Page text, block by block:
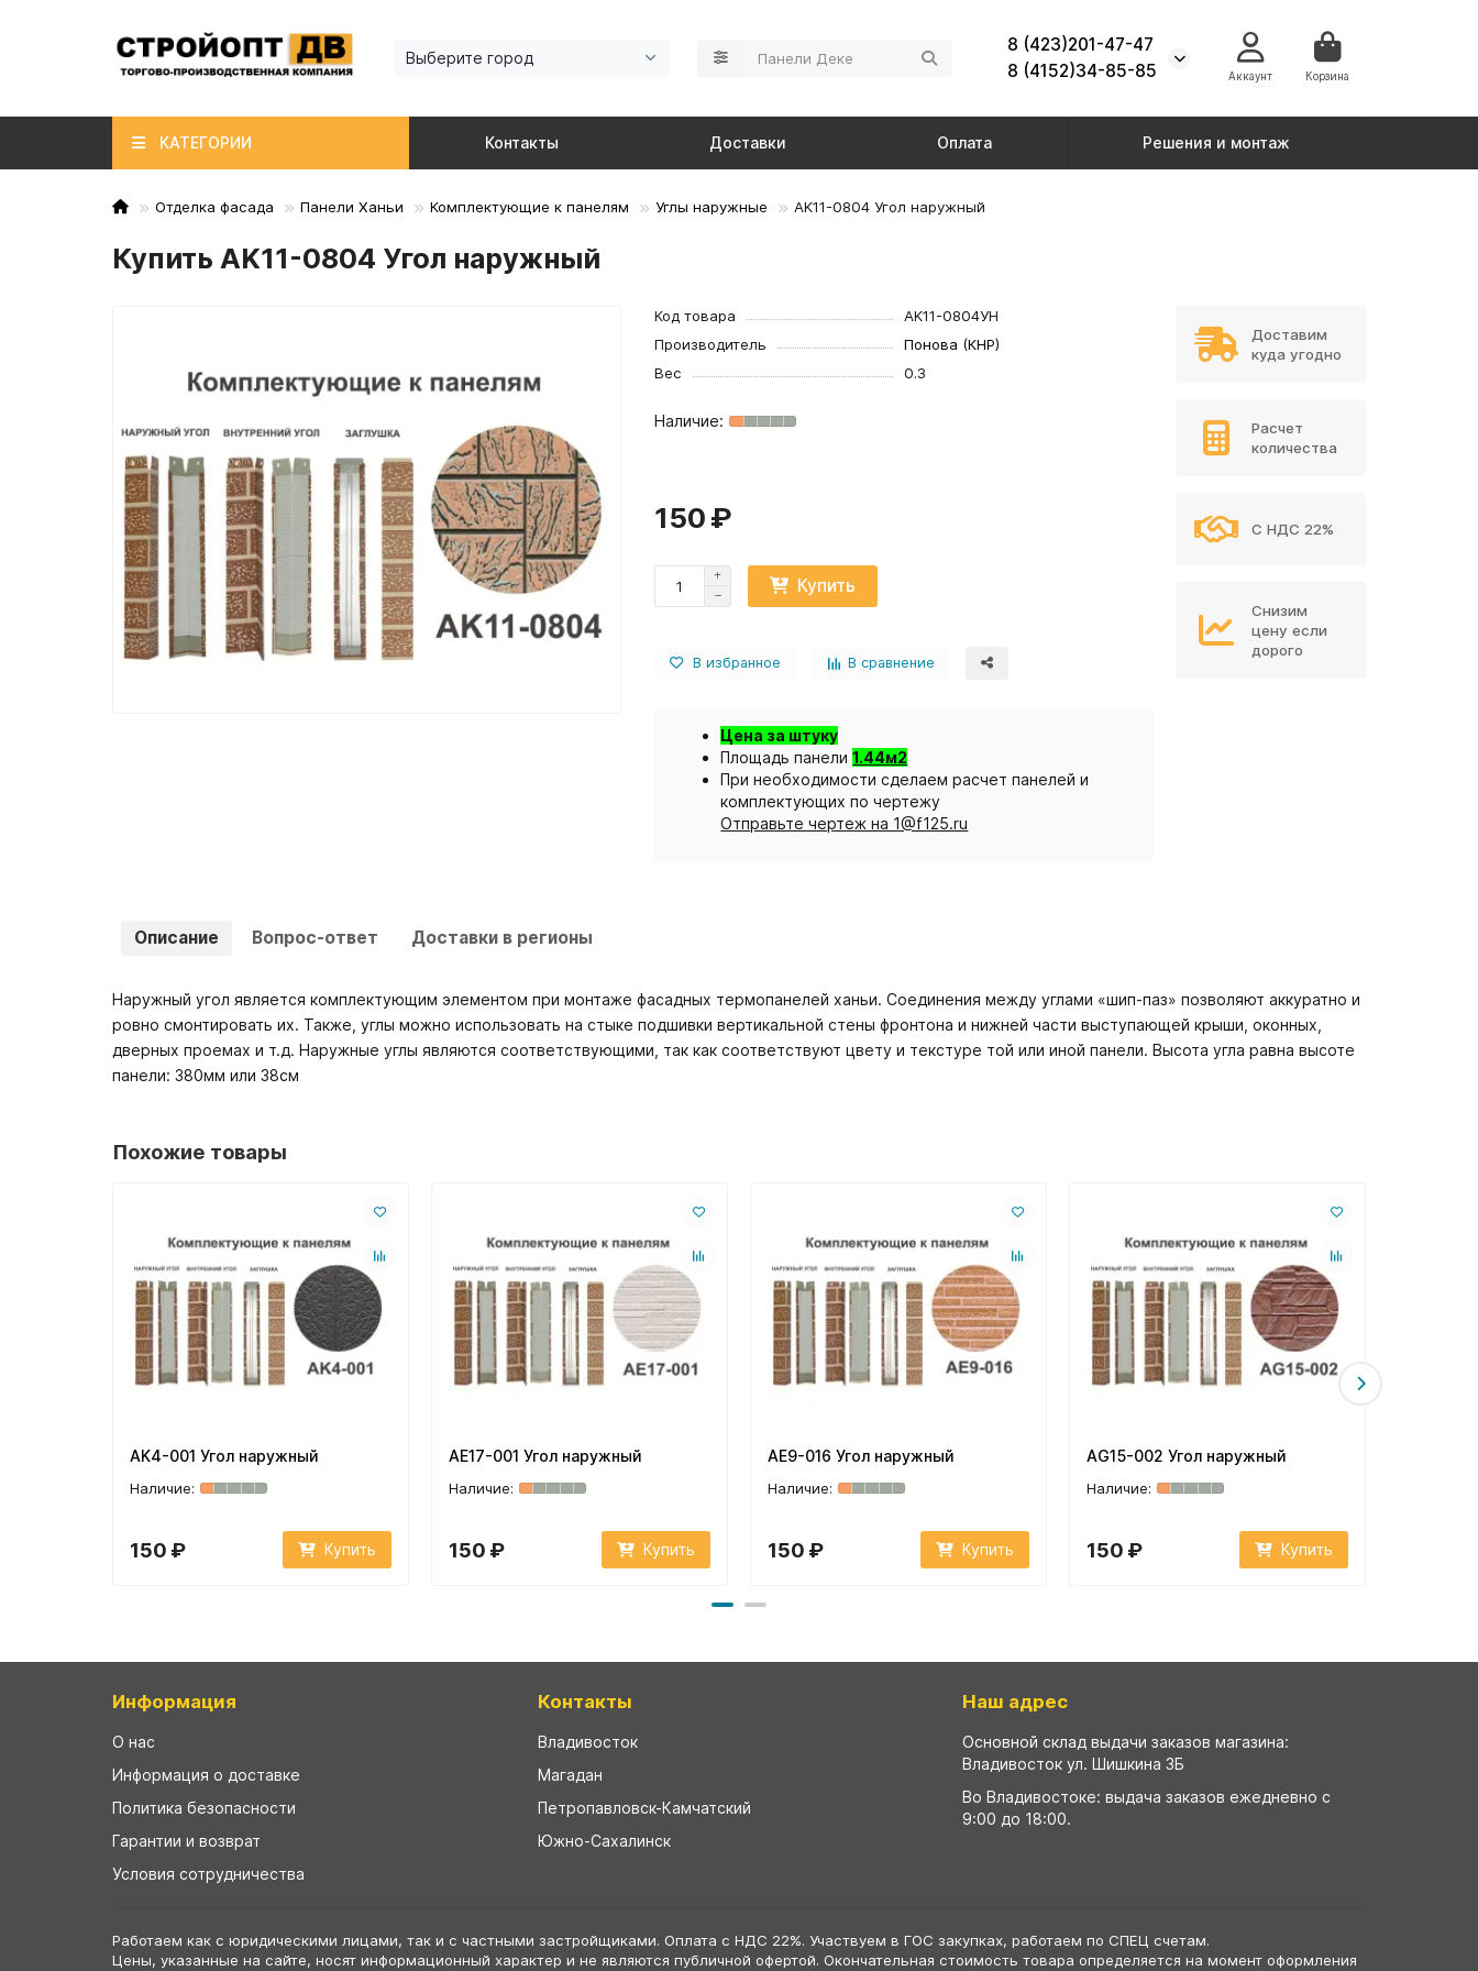
Выберите город
8 (423)201-47-47
8 (4152)34-85-85
Аккаунт Корзина
КАТЕГОРИИ Контакты Доставки Оплата Решения и монтаж
Отделка фасада Панели Ханьи Комплектующие к панелям Углы наружные AK11-0804 Угол наружный
Купить AK11-0804 Угол наружный
Код товара
AK11-0804УН
Производитель
Понова (КНР)
Вес
0.3
150 ₽
Купить
В избранное В сравнение
Цена за штуку
Площадь панели1.44м2
При необходимости сделаем расчет панелей и
комплектующих по чертежу
Отправьте чертеж на 1@f125.ru
Доставим
куда угодно
Расчет
количества
С НДС 22%
Снизим
цену если
дорого
Описание Вопрос-ответ Доставки в регионы
Наружный угол является комплектующим элементом при монтаже фасадных термопанелей ханьи. Соединения между углами «шип-паз» позволяют аккуратно и
ровно смонтировать их. Также, углы можно использовать на стыке подшивки вертикальной стены фронтона и нижней части выступающей крыши, оконных,
дверных проемах и т.д. Наружные углы являются соответствующими, так как соответствуют цвету и текстуре той или иной панели. Высота угла равна высоте
панели: 380мм или 38см
Похожие товары
AK4-001 Угол наружный
150 ₽ Купить
AE17-001 Угол наружный
150 ₽ Купить
AE9-016 Угол наружный
150 ₽ Купить
AG15-002 Угол наружный
150 ₽ Купить
Информация
О нас
Информация о доставке
Политика безопасности
Гарантии и возврат
Условия сотрудничества
Контакты
Владивосток
Магадан
Петропавловск-Камчатский
Южно-Сахалинск
Наш адрес
Основной склад выдачи заказов магазина:
Владивосток ул. Шишкина 3Б
Во Владивостоке: выдача заказов ежедневно с
9:00 до 18:00.
Работаем как с юридическими лицами, так и с частными застройщиками. Оплата с НДС 22%. Участвуем в ГОС закупках, работаем по СПЕЦ счетам.
Цены, указанные на сайте, носят информационный характер и не являются публичной офертой. Окончательная стоимость товара определяется на момент оформления